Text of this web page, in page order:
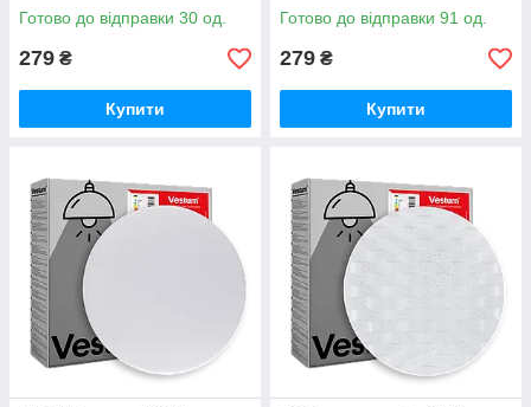
Готово до відправки 30 од.
279 ₴
Купити
Готово до відправки 91 од.
279 ₴
Купити